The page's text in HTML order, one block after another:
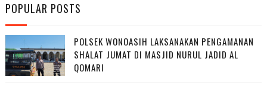
POPULAR POSTS
POLSEK WONOASIH LAKSANAKAN PENGAMANAN
SHALAT JUMAT DI MASJID NURUL JADID AL
QOMARI